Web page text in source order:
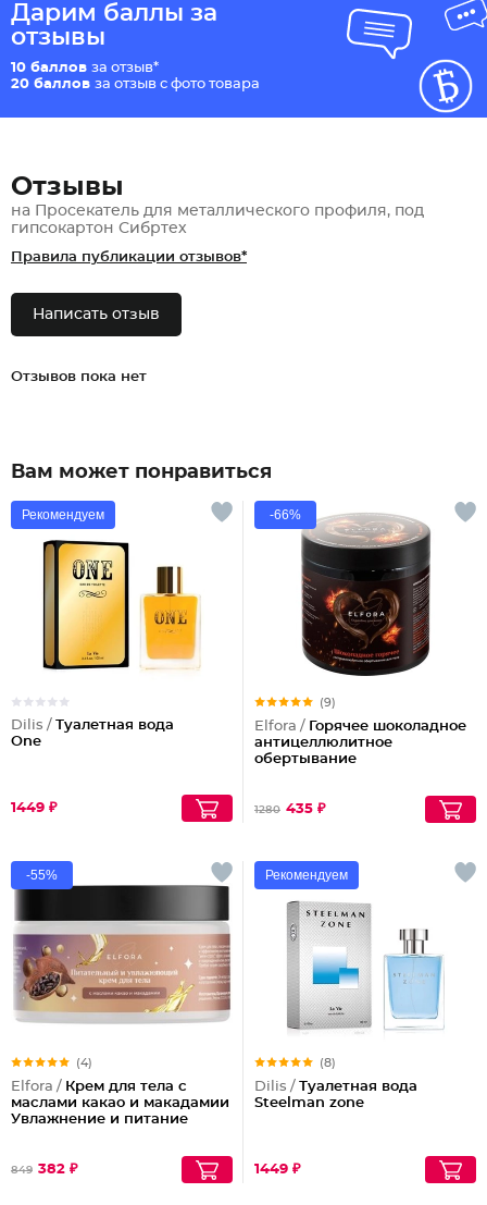
Дарим баллы за
отзывы
10 баллов за отзыв*
20 баллов за отзыв с фото товара
Отзывы
на Просекатель для металлического профиля, под
гипсокартон Сибртех
Правила публикации отзывов*
Написать отзыв
Отзывов пока нет
Вам может понравиться
Рекомендуем
Dilis / Туалетная вода
One
1449 ₽
-66%
(9)
Elfora / Горячее шоколадное
антицеллюлитное
обертывание
1280 435 ₽
-55%
(4)
Elfora / Крем для тела с
маслами какао и макадамии
Увлажнение и питание
849 382 ₽
Рекомендуем
(8)
Dilis / Туалетная вода
Steelman zone
1449 ₽